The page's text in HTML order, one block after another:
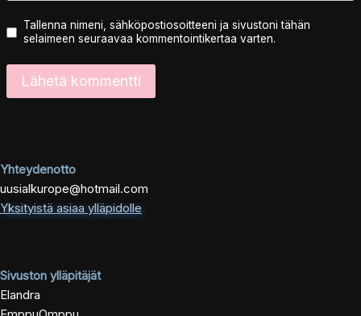
Tallenna nimeni, sähköpostiosoitteeni ja sivustoni tähän
selaimeen seuraavaa kommentointikertaa varten.
Yhteydenotto
uusialkurope@hotmail.com
Yksityistä asiaa ylläpidolle
Sivuston ylläpitäjät
Elandra